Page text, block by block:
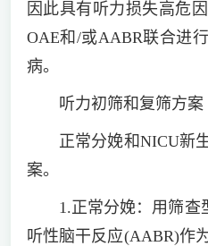
因此具有听力损失高危
OAE和/或AABR联合进
病。
听力初筛和复筛方案
正常分娩和NICU新生
案。
1.正常分娩：用筛查
听性脑干反应(AABR)作